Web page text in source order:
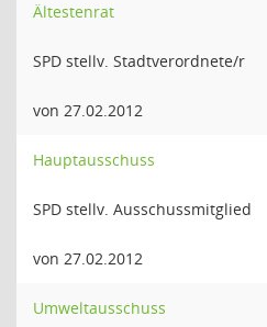
Ältestenrat
SPD stellv. Stadtverordnete/r
von 27.02.2012
Hauptausschuss
SPD stellv. Ausschussmitglied
von 27.02.2012
Umweltausschuss